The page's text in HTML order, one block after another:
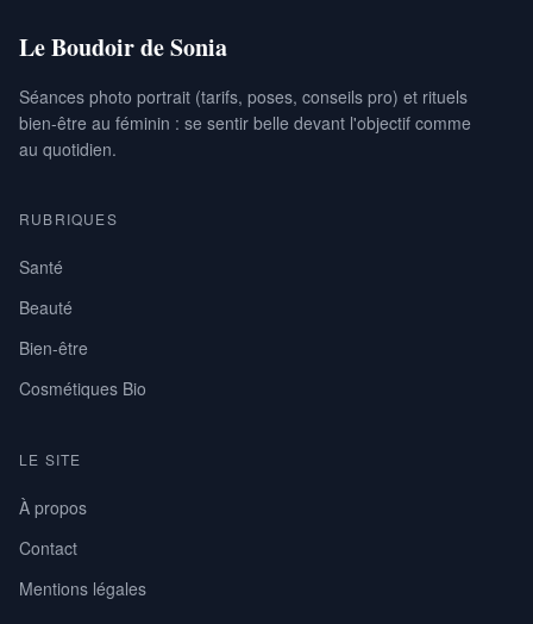
Le Boudoir de Sonia
Séances photo portrait (tarifs, poses, conseils pro) et rituels
bien-être au féminin : se sentir belle devant l'objectif comme
au quotidien.
RUBRIQUES
Santé
Beauté
Bien-être
Cosmétiques Bio
LE SITE
À propos
Contact
Mentions légales